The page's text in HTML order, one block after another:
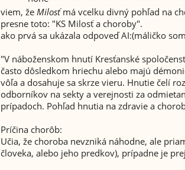
viem, že Milosťmá vcelku divný pohľad na
presne toto: "KS Milosť a choroby".
ako prvá sa ukázala odpoveď AI:(máličko
"V náboženskom hnutí Kresťanské
často dôsledkom hriechu alebo majú
vôľa a dosahuje sa skrze vieru. Hnutie čelí
odborníkov na sekty a verejnosti za
prípadoch. Pohľad hnutia na zdravie a
Príčina chorôb:
Učia, že choroba nevzniká náhodne, ale
človeka, alebo jeho predkov), prípadne je